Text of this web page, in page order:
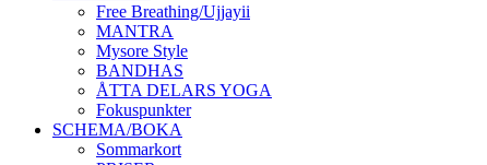
Free Breathing/Ujjayii
MANTRA
Mysore Style
BANDHAS
ÅTTA DELARS YOGA
Fokuspunkter
SCHEMA/BOKA
Sommarkort